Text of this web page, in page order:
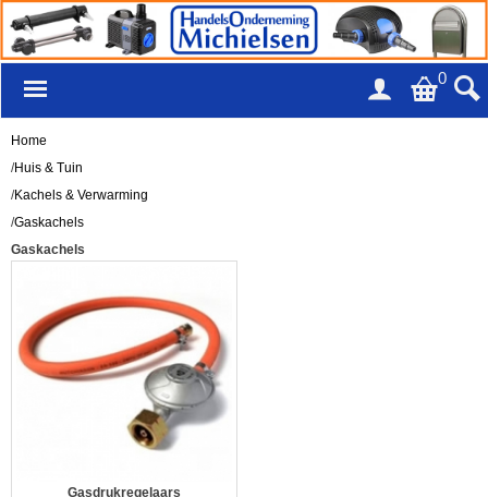
0
Home
/Huis & Tuin
/Kachels & Verwarming
/Gaskachels
Gaskachels
Gasdrukregelaars